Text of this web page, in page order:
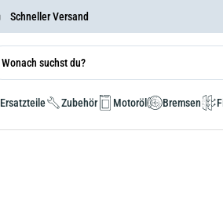
Schneller Versand
Ersatzteile Zubehör Motoröl Bremsen